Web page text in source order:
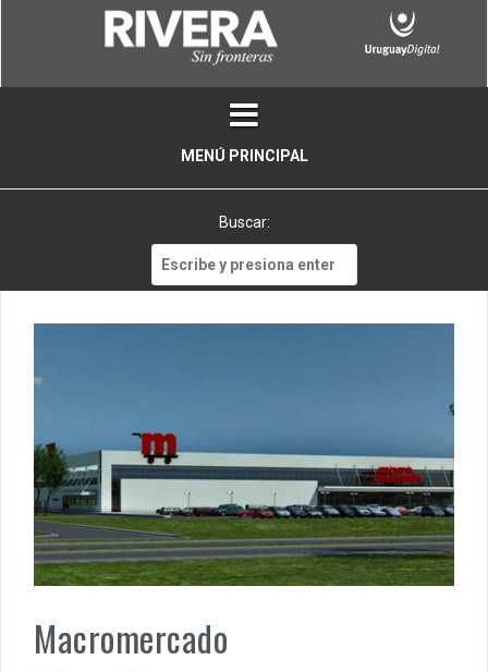
MENÚ PRINCIPAL
Buscar:
Macromercado